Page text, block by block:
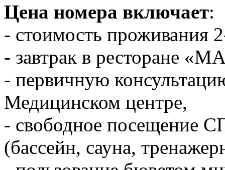
Цена номера включает:
- стоимость проживания
- завтрак в ресторане
- первичную
Медицинском центре,
- свободное посещение
(бассейн, сауна,